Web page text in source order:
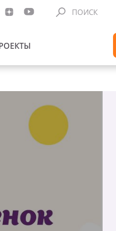
ПОИСК